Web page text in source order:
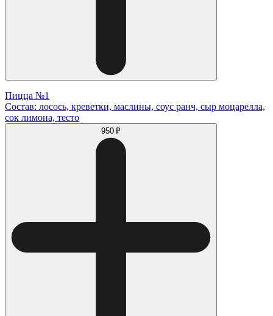
Пицца №1
Состав: лосось, креветки, маслины, соус ранч, сыр моцарелла,
сок лимона, тесто
950 ₽